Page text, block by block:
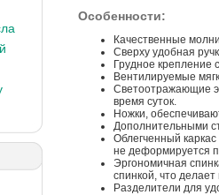
Особенности:
Качественные
Сверху удобная
Грудное крепление
Вентилируемые
Светоотражающие
время суток.
Ножки,
Дополнительными
Облегченный
не деформируется
Эргономичная
спинкой, что
Разделители для